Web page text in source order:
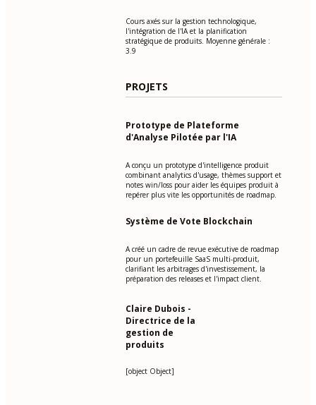
Cours axés sur la gestion technologique,
l'intégration de l'IA et la planification
stratégique de produits. Moyenne générale :
3.9
PROJETS
Prototype de Plateforme
d'Analyse Pilotée par l'IA
A conçu un prototype d'intelligence produit
combinant analytics d'usage, thèmes support et
notes win/loss pour aider les équipes produit à
repérer plus vite les opportunités de roadmap.
Système de Vote Blockchain
A créé un cadre de revue exécutive de roadmap
pour un portefeuille SaaS multi-produit,
clarifiant les arbitrages d'investissement, la
préparation des releases et l'impact client.
Claire Dubois -
Directrice de la
gestion de
produits
[object Object]